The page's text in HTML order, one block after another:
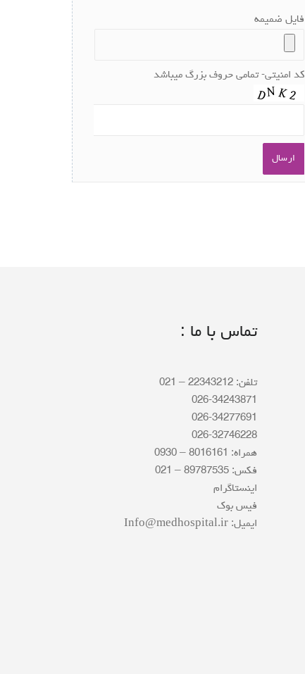
فایل ضمیمه
کد امنیتی- تمامی حروف بزرگ میباشد
تماس با ما :
تلفن: 22343212 – 021
026-34243871
026-34277691
026-32746228
همراه: 8016161 – 0930
فکس: 89787535 – 021
اینستاگرام
فیس بوک
ایمیل: Info@medhospital.ir